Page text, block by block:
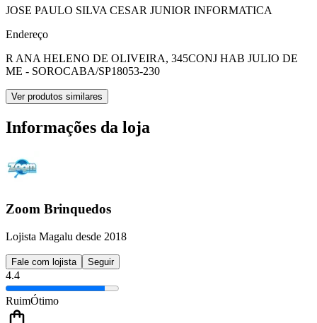
JOSE PAULO SILVA CESAR JUNIOR INFORMATICA
Endereço
R ANA HELENO DE OLIVEIRA, 345CONJ HAB JULIO DE
ME - SOROCABA/SP18053-230
Ver produtos similares
Informações da loja
Zoom Brinquedos
Lojista Magalu desde 2018
Fale com lojista Seguir
4.4
RuimÓtimo